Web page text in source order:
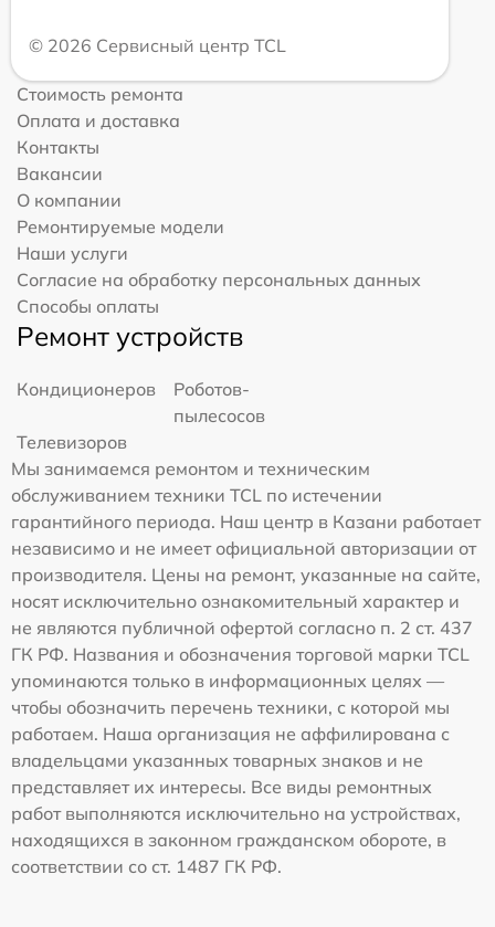
© 2026 Сервисный центр TCL
Стоимость ремонта
Оплата и доставка
Контакты
Вакансии
О компании
Ремонтируемые модели
Наши услуги
Согласие на обработку персональных данных
Способы оплаты
Ремонт устройств
Кондиционеров
Роботов-
пылесосов
Телевизоров
Мы занимаемся ремонтом и техническим
обслуживанием техники TCL по истечении
гарантийного периода. Наш центр в Казани работает
независимо и не имеет официальной авторизации от
производителя. Цены на ремонт, указанные на сайте,
носят исключительно ознакомительный характер и
не являются публичной офертой согласно п. 2 ст. 437
ГК РФ. Названия и обозначения торговой марки TCL
упоминаются только в информационных целях —
чтобы обозначить перечень техники, с которой мы
работаем. Наша организация не аффилирована с
владельцами указанных товарных знаков и не
представляет их интересы. Все виды ремонтных
работ выполняются исключительно на устройствах,
находящихся в законном гражданском обороте, в
соответствии со ст. 1487 ГК РФ.